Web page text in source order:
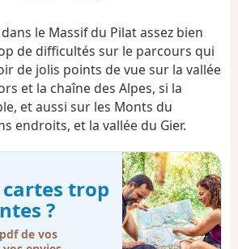
g
a
le Massif du Pilat assez bien
de difficultés sur le parcours qui
de jolis points de vue sur la vallée
et la chaîne des Alpes, si la
et aussi sur les Monts du
endroits, et la vallée du Gier.
trop
?
de vos